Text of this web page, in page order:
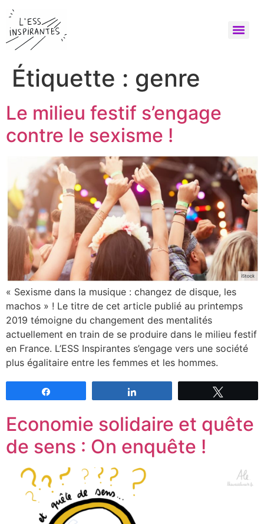
Étiquette : genre
Le milieu festif s’engage
contre le sexisme !
« Sexisme dans la musique : changez de disque, les
machos » ! Le titre de cet article publié au printemps
2019 témoigne du changement des mentalités
actuellement en train de se produire dans le milieu festif
en France. L’ESS Inspirantes s’engage vers une société
plus égalitaire entre les femmes et les hommes.
Economie solidaire et quête
de sens : On enquête !